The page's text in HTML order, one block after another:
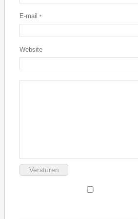
E-mail *
Website